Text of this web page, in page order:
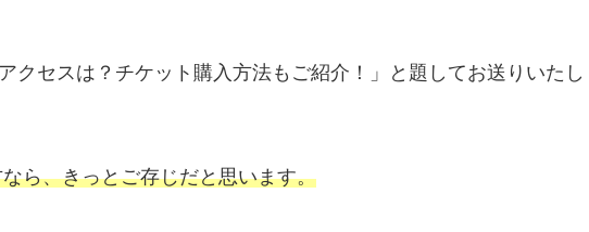
クセスは？チケット購入方法もご紹介！」と題してお送りいたし
ら、きっとご存じだと思います。